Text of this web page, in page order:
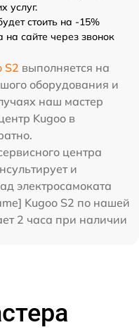
услуг.
стоить на -15%
сайте через звонок
S2 выполняется на
оборудования и
наш мастер
Kugoo в
центра
и
электросамоката
Kugoo S2 по нашей
2 часа при наличии